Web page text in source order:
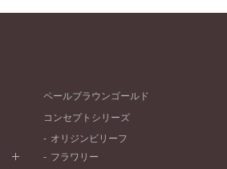
ペールブラウンゴールド
コンセプトシリーズ
オリジンビリーフ
フラワリー